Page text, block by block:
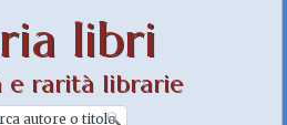
libri
e rarità librarie